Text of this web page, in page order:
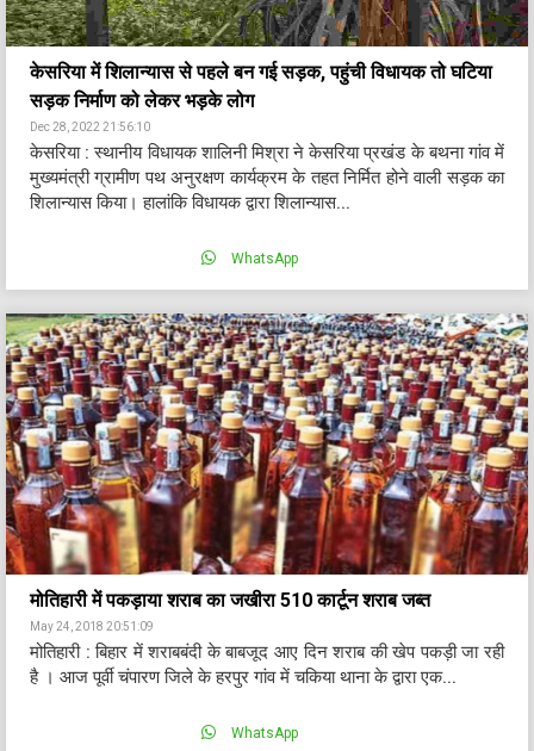
केसरिया में शिलान्यास से पहले बन गई सड़क, पहुंची विधायक तो घटिया
सड़क निर्माण को लेकर भड़के लोग
Dec 28, 2022 21:56:10
केसरिया : स्थानीय विधायक शालिनी मिश्रा ने केसरिया प्रखंड के बथना गांव में
मुख्यमंत्री ग्रामीण पथ अनुरक्षण कार्यक्रम के तहत निर्मित होने वाली सड़क का
शिलान्यास किया। हालांकि विधायक द्वारा शिलान्यास...
WhatsApp
मोतिहारी में पकड़ाया शराब का जखीरा 510 कार्टून शराब जब्त
May 24, 2018 20:51:09
मोतिहारी : बिहार में शराबबंदी के बाबजूद आए दिन शराब की खेप पकड़ी जा रही
है । आज पूर्वी चंपारण जिले के हरपुर गांव में चकिया थाना के द्वारा एक...
WhatsApp